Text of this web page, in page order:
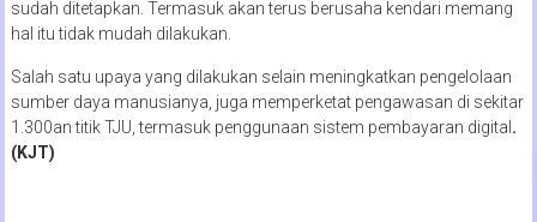
sudah ditetapkan. Termasuk akan terus berusaha kendari memang
hal itu tidak mudah dilakukan.
Salah satu upaya yang dilakukan selain meningkatkan pengelolaan
sumber daya manusianya, juga memperketat pengawasan di sekitar
1.300an titik TJU, termasuk penggunaan sistem pembayaran digital .
(KJT)